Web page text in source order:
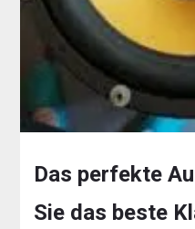
Das perfekte
Sie das beste